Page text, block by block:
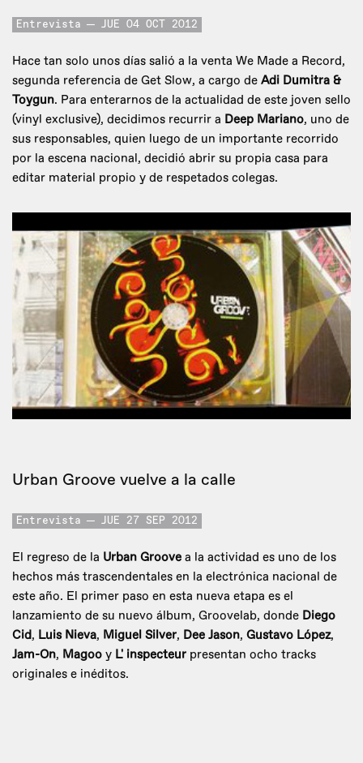
Entrevista JUE 04 OCT 2012
Hace tan solo unos días salió a la venta We Made a Record,
segunda referencia de Get Slow, a cargo de Adi Dumitra &
Toygun. Para enterarnos de la actualidad de este joven sello
(vinyl exclusive), decidimos recurrir a Deep Mariano, uno de
sus responsables, quien luego de un importante recorrido
por la escena nacional, decidió abrir su propia casa para
editar material propio y de respetados colegas.
Urban Groove vuelve a la calle
Entrevista JUE 27 SEP 2012
El regreso de la Urban Groove a la actividad es uno de los
hechos más trascendentales en la electrónica nacional de
este año. El primer paso en esta nueva etapa es el
lanzamiento de su nuevo álbum, Groovelab, donde Diego
Cid, Luis Nieva, Miguel Silver, Dee Jason, Gustavo López,
Jam-On, Magoo y L' inspecteur presentan ocho tracks
originales e inéditos.